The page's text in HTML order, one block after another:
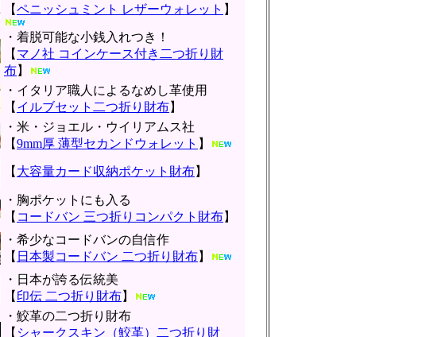
【ペニッシュミント レザーウォレット 】
・着脱可能な小銭入れつき！
【 マノ社 コインケース付き二つ折り財
布】
・イタリア職人によるなめし革使用
【 イルブセット二つ折り財布】
・米・ジョエル・ウイリアムス社
【9mm厚 薄型セカンドウォレット 】
【 大容量カード収納ポケット財布】
・胸ポケットにも入る
【 コードバン 三つ折りコンパクト財布】
・希少なコードバンの自信作
【 日本製コードバン 二つ折り財布】
・日本が誇る伝統美
【 印伝 二つ折り財布】
・鮫革の二つ折り財布
【 シャークスキン（鮫革）二つ折り財